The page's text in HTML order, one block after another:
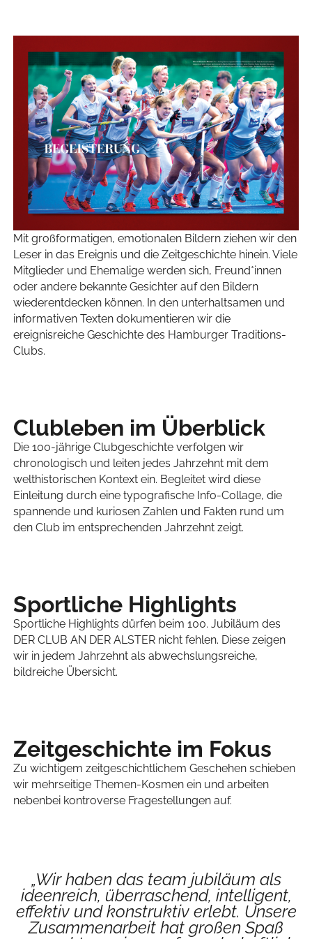
Mit großformatigen, emotionalen Bildern ziehen wir den
Leser in das Ereignis und die Zeitgeschichte hinein. Viele
Mitglieder und Ehemalige werden sich, Freund*innen
oder andere bekannte Gesichter auf den Bildern
wiederentdecken können. In den unterhaltsamen und
informativen Texten dokumentieren wir die
ereignisreiche Geschichte des Hamburger Traditions-
Clubs.
Clubleben im Überblick
Die 100-jährige Clubgeschichte verfolgen wir
chronologisch und leiten jedes Jahrzehnt mit dem
welthistorischen Kontext ein. Begleitet wird diese
Einleitung durch eine typografische Info-Collage, die
spannende und kuriosen Zahlen und Fakten rund um
den Club im entsprechenden Jahrzehnt zeigt.
Sportliche Highlights
Sportliche Highlights dürfen beim 100. Jubiläum des
DER CLUB AN DER ALSTER nicht fehlen. Diese zeigen
wir in jedem Jahrzehnt als abwechslungsreiche,
bildreiche Übersicht.
Zeitgeschichte im Fokus
Zu wichtigem zeitgeschichtlichem Geschehen schieben
wir mehrseitige Themen-Kosmen ein und arbeiten
nebenbei kontroverse Fragestellungen auf.
„Wir haben das team jubiläum als
ideenreich, überraschend, intelligent,
effektiv und konstruktiv erlebt. Unsere
Zusammenarbeit hat großen Spaß